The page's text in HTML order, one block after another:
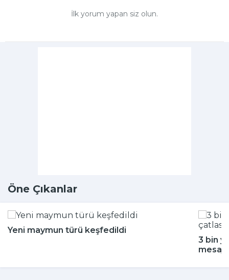
İlk yorum yapan siz olun.
Öne Çıkanlar
Yeni maymun türü keşfedildi
3 bin
mesajı